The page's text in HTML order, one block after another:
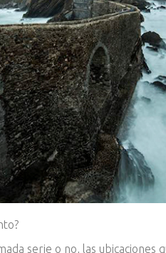
serie o no, las